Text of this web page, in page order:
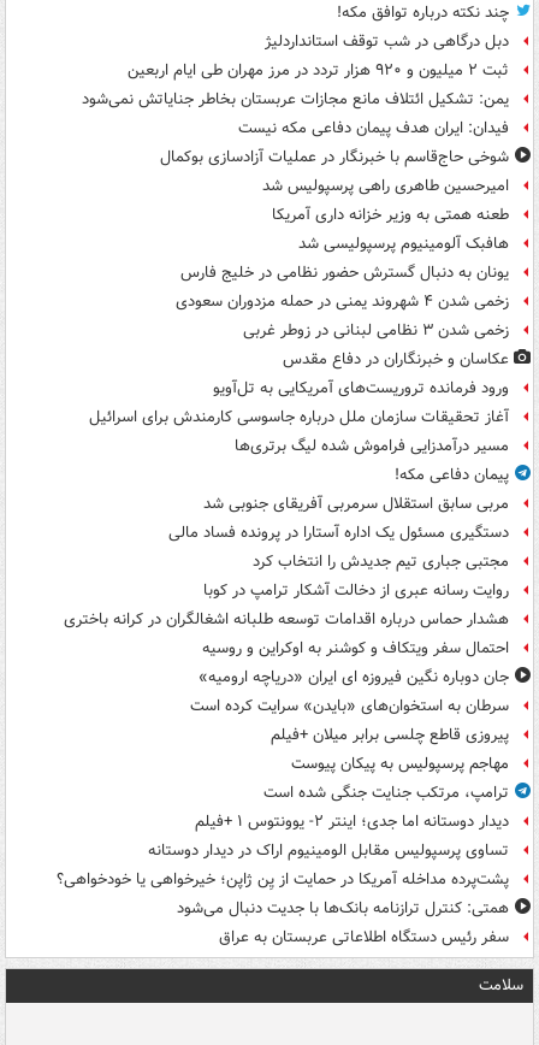
چند نکته درباره توافق مکه!
دبل درگاهی در شب توقف استانداردلیژ
ثبت ۲ میلیون و ۹۲۰ هزار تردد در مرز مهران طی ایام اربعین
یمن: تشکیل ائتلاف مانع مجازات عربستان بخاطر جنایاتش نمی‌شود
فیدان: ایران هدف پیمان دفاعی مکه نیست
شوخی حاج‌قاسم با خبرنگار در عملیات آزادسازی بوکمال
امیرحسین طاهری راهی پرسپولیس شد
طعنه همتی به وزیر خزانه داری آمریکا
هافبک آلومینیوم پرسپولیسی شد
یونان به دنبال گسترش حضور نظامی در خلیج فارس
زخمی شدن ۴ شهروند یمنی در حمله مزدوران سعودی
زخمی شدن ۳ نظامی لبنانی در زوطر غربی
عکاسان و خبرنگاران در دفاع مقدس
ورود فرمانده تروریست‌های آمریکایی به تل‌آویو
آغاز تحقیقات سازمان ملل درباره جاسوسی کارمندش برای اسرائیل
مسیر درآمدزایی فراموش شده لیگ برتری‌ها
پیمان دفاعی مکه!
مربی سابق استقلال سرمربی آفریقای جنوبی شد
دستگیری مسئول یک اداره آستارا در پرونده فساد مالی
مجتبی جباری تیم جدیدش را انتخاب کرد
روایت رسانه عبری از دخالت آشکار ترامپ در کوبا
هشدار حماس درباره اقدامات توسعه طلبانه اشغالگران در کرانه باختری
احتمال سفر ویتکاف و کوشنر به اوکراین و روسیه
جان دوباره نگین فیروزه ای ایران «دریاچه ارومیه»
سرطان به استخوان‌های «بایدن» سرایت کرده است
پیروزی قاطع چلسی برابر میلان +فیلم
مهاجم پرسپولیس به پیکان پیوست
ترامپ، مرتکب جنایت جنگی شده است
دیدار دوستانه اما جدی؛ اینتر ۲- یوونتوس ۱ +فیلم
تساوی پرسپولیس مقابل الومینیوم اراک در دیدار دوستانه
پشت‌پرده مداخله آمریکا در حمایت از یِن ژاپن؛ خیرخواهی یا خودخواهی؟
همتی: کنترل ترازنامه بانک‌ها با جدیت دنبال می‌شود
سفر رئیس دستگاه اطلاعاتی عربستان به عراق
سلامت